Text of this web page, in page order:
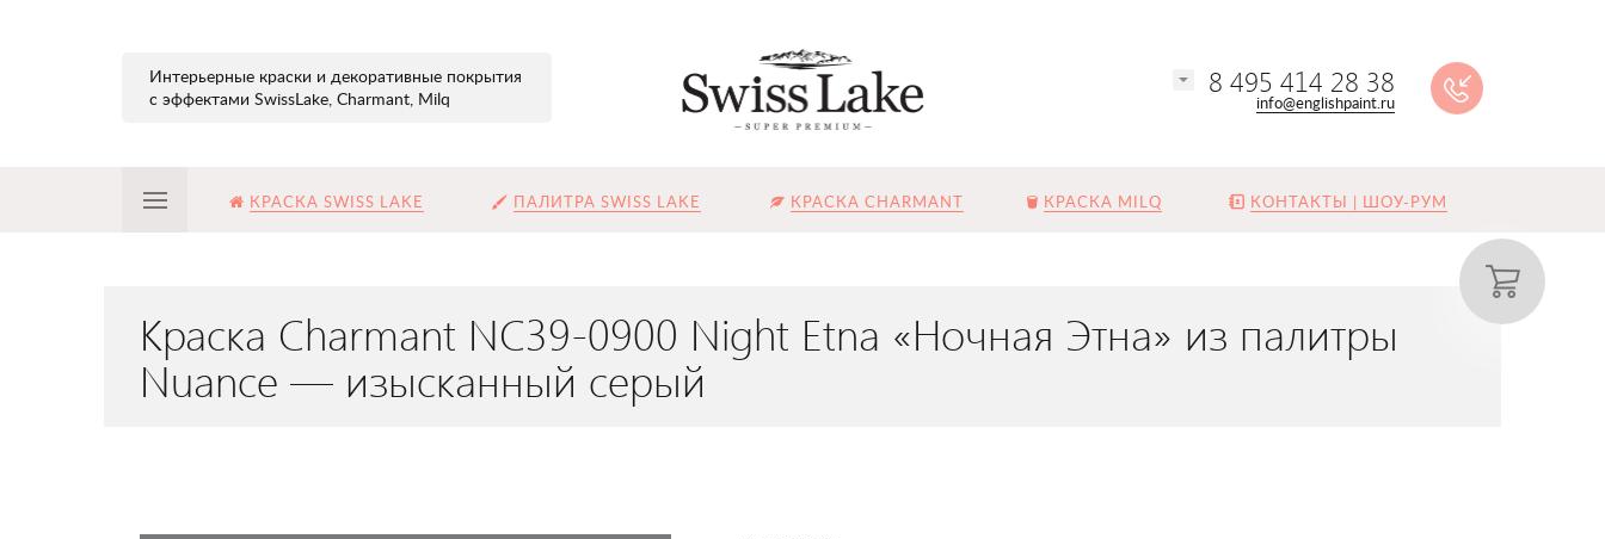
Интерьерные краски и декоративные покрытия
с эффектами SwissLake, Charmant, Milq
8 495 414 28 38
info@englishpaint.ru
КРАСКА SWISS LAKE ПАЛИТРА SWISS LAKE КРАСКА CHARMANT КРАСКА MILQ КОНТАКТЫ | ШОУ-РУМ
Краска Charmant NC39-0900 Night Etna «Ночная Этна» из палитры
Nuance — изысканный серый